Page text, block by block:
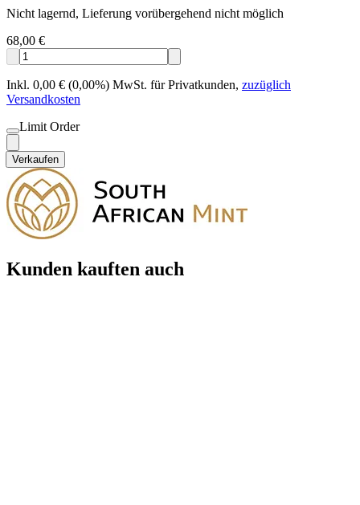
Nicht lagernd, Lieferung vorübergehend nicht möglich
68,00 €
Inkl. 0,00 € (0,00%) MwSt. für Privatkunden, zuzüglich
Versandkosten
Limit Order
Verkaufen
Kunden kauften auch